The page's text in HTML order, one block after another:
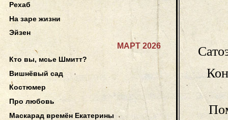
Рехаб
На заре жизни
Эйзен
МАРТ 2026
Кто вы, мсье Шмитт?
Вишнёвый сад
Костюмер
Про любовь
Маскарад времён Екатерины